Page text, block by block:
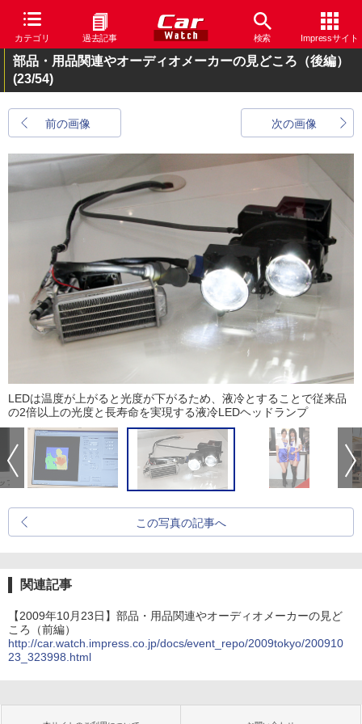
カテゴリ 過去記事 検索 Impressサイト
部品・用品関連やオーディオメーカーの見どころ（後編）
(23/54)
前の画像 次の画像
LEDは温度が上がると光度が下がるため、液冷とすることで従来品
の2倍以上の光度と長寿命を実現する液冷LEDヘッドランプ
この写真の記事へ
関連記事
【2009年10月23日】部品・用品関連やオーディオメーカーの見ど
ころ（前編）
http://car.watch.impress.co.jp/docs/event_repo/2009tokyo/200910
23_323998.html